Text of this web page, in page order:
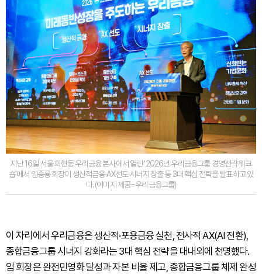
지난 16일 서울 회현동 우리금융 본사에서 열린 ‘2026년 우리금융그룹 경영전략 워크
숍’에서 임종룡 회장이 생산적금융·AX선도·시너지 창출 등 3대 핵심 전략을 발표하고 있
다. (이미지 제공=우리금융그룹)
이 자리에서 우리금융은 생산적·포용금융 실천, 전사적 AX(AI 전환),
종합금융그룹 시너지 강화라는 3대 핵심 전략을 대내외에 천명했다.
임 회장은 완전민영화 달성과 자본 비율 제고, 종합금융그룹 체제 완성